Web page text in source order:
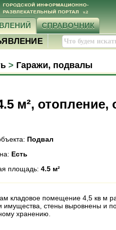
СПРАВОЧНИК
> Гаражи, подвалы
м², отопление,
Подвал
Есть
площадь: 4.5 м²
кладовое помещение 4,5 кв м
имущества, стены выровнены и
хранению.